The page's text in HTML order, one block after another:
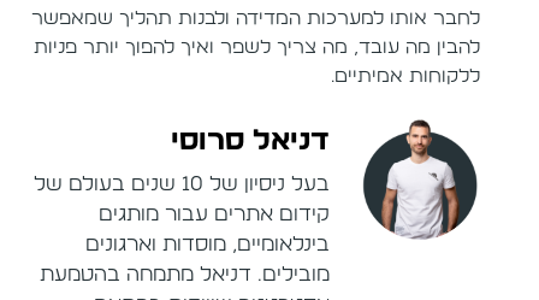
לחבר אותו למערכות המדידה ולבנות תהליך שמאפשר
להבין מה עובד, מה צריך לשפר ואיך להפוך יותר פניות
ללקוחות אמיתיים.
דניאל סרוסי
בעל ניסיון של 10 שנים בעולם של
קידום אתרים עבור מותגים
בינלאומיים, מוסדות וארגונים
מובילים. דניאל מתמחה בהטמעת